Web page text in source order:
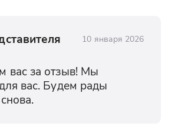
Матлас
в парк активного
вас ждут панорамные виды,
и дух захватывающие
Это место станет
дня и отличной точкой
10 января 2026
вас за отзыв! Мы
вас. Будем рады